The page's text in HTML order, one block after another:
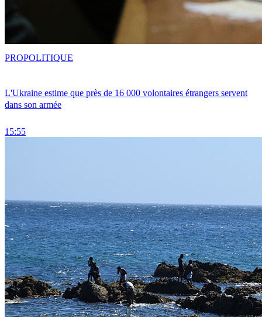
L'Ukraine estime que près de 16 000 volontaires étrangers servent
dans son armée
15:55
PROPOLITIQUE